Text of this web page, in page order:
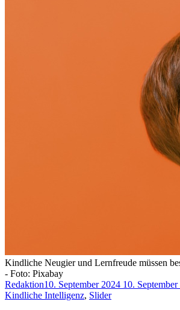
Kindliche Neugier und Lernfreude müssen
- Foto: Pixabay
Redaktion10. September 2024 10.
Kindliche Intelligenz, Slider